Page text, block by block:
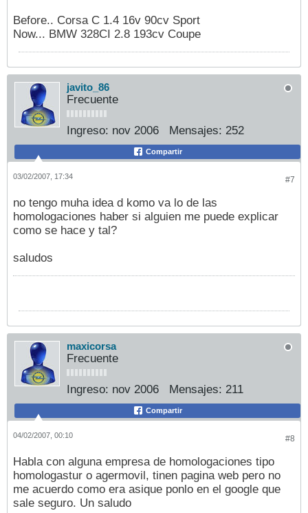
Before.. Corsa C 1.4 16v 90cv Sport
Now... BMW 328CI 2.8 193cv Coupe
javito_86
Frecuente
Ingreso: nov 2006 Mensajes: 252
Compartir
#7
03/02/2007, 17:34
no tengo muha idea d komo va lo de las
homologaciones haber si alguien me puede explicar
como se hace y tal?
saludos
maxicorsa
Frecuente
Ingreso: nov 2006 Mensajes: 211
Compartir
#8
04/02/2007, 00:10
Habla con alguna empresa de homologaciones tipo
homologastur o agermovil, tinen pagina web pero no
me acuerdo como era asique ponlo en el google que
sale seguro. Un saludo